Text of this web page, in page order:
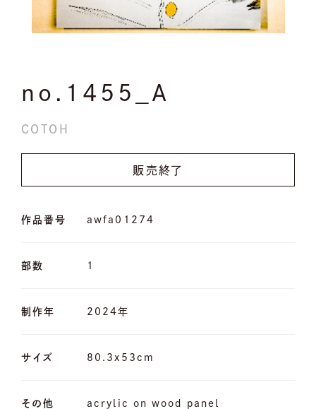
no.1455_A
COTOH
販売終了
作品番号 awfa01274
部数 1
制作年 2024年
サイズ 80.3x53cm
その他 acrylic on wood panel